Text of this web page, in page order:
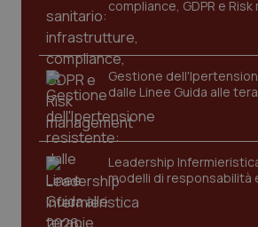
compliance, GDPR e
Gestione
dalle Linee Guida alle
Leadership
modelli di responsabilità
protette del sito. Il sito web non è in
Nome
VISITOR_PRIVACY_METADATA